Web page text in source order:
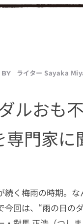
ライター Sayaka
ルおも
門家に
続く梅雨の時期。
今回は、“雨の日の